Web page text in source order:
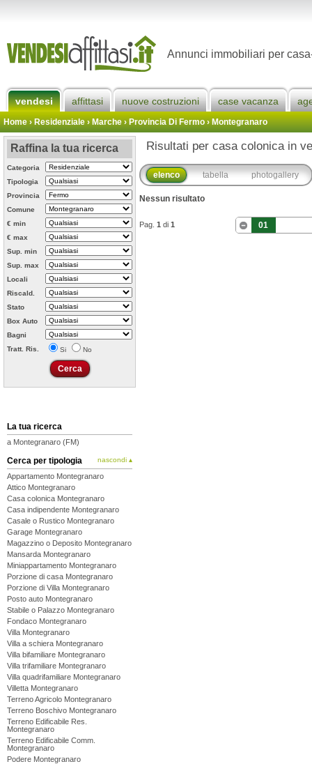
Annunci immobiliari per
vendesi affittasi nuove costruzioni case vacanza
Home› Residenziale › Marche ›Provincia Di Fermo›Montegranaro
Raffina la tua ricerca
Categoria
Tipologia
Provincia
Comune
€ min
€ max
Sup. min
Sup. max
Locali
Riscald.
Stato
Box Auto
Bagni
Tratt. Ris.
Si No
La tua ricerca
a Montegranaro (FM)
Cerca per tipologia nascondi ▴
Appartamento Montegranaro
Attico Montegranaro
Casa colonica Montegranaro
Casa indipendente Montegranaro
Casale o Rustico Montegranaro
Garage Montegranaro
Magazzino o Deposito Montegranaro
Mansarda Montegranaro
Miniappartamento Montegranaro
Porzione di casa Montegranaro
Porzione di Villa Montegranaro
Posto auto Montegranaro
Stabile o Palazzo Montegranaro
Fondaco Montegranaro
Villa Montegranaro
Villa a schiera Montegranaro
Villa bifamiliare Montegranaro
Villa trifamiliare Montegranaro
Villa quadrifamiliare Montegranaro
Villetta Montegranaro
Terreno Agricolo Montegranaro
Terreno Boschivo Montegranaro
Terreno Edificabile Res.
Montegranaro
Terreno Edificabile Comm.
Montegranaro
Podere Montegranaro
Risultati per casa colonica in
elenco tabella photogallery
Nessun risultato
Pag. 1 di 1 01